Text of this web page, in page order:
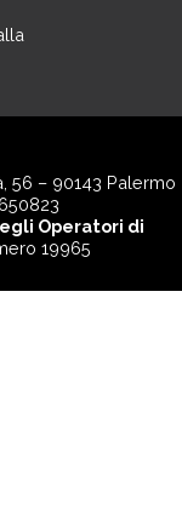
56 – 90143 Palermo
Operatori di
19965